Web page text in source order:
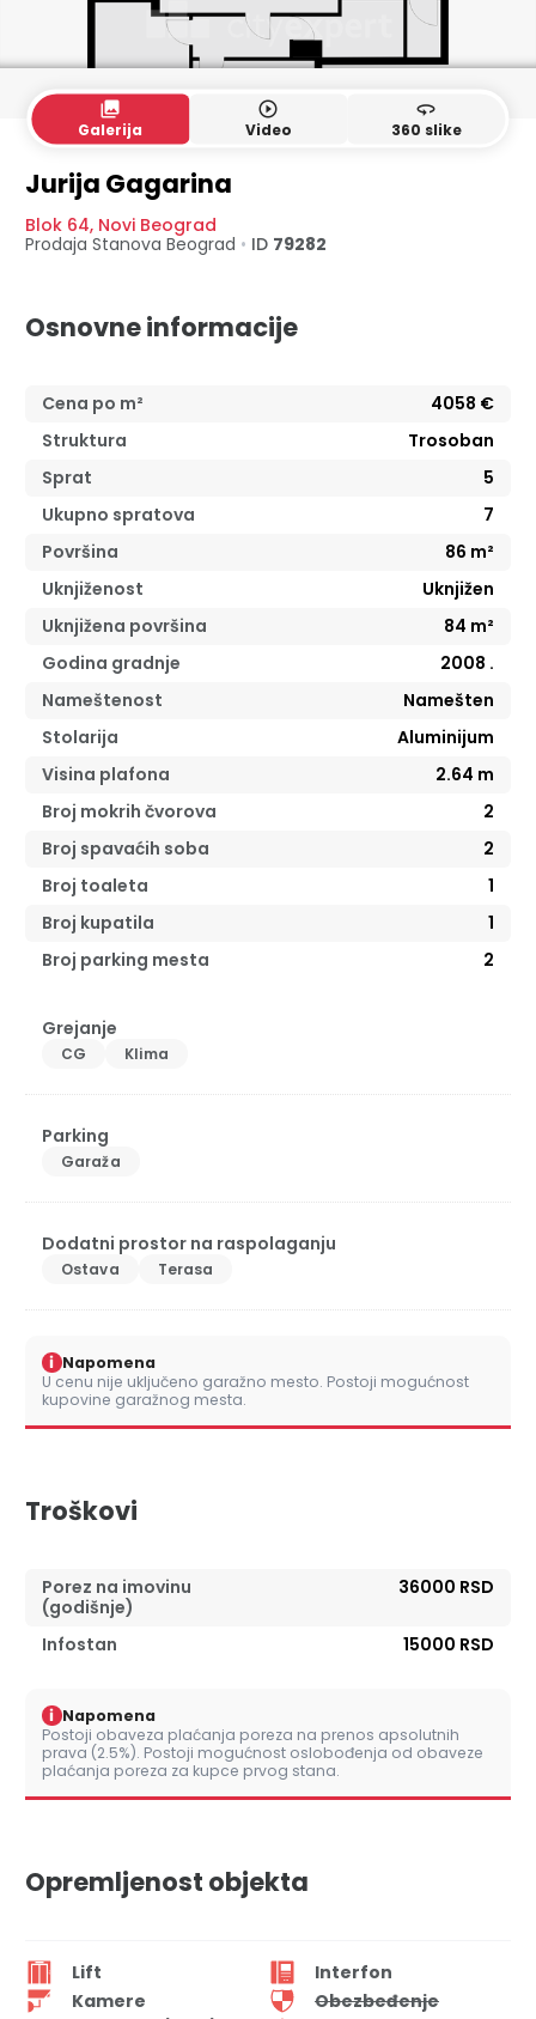
collections
Galerija
play_circle_outline
Video
360
360 slike
Jurija Gagarina
Blok 64, Novi Beograd
Prodaja Stanova Beograd • ID 79282
Osnovne informacije
Cena po m² 4058 €
Struktura
Trosoban
Sprat
5
Ukupno spratova
7
Površina
86 m²
Uknjiženost
Uknjižen
Uknjižena površina
84 m²
Godina gradnje
2008 .
Nameštenost
Namešten
Stolarija
Aluminijum
Visina plafona
2.64 m
Broj mokrih čvorova
2
Broj spavaćih soba
2
Broj toaleta
1
Broj kupatila
1
Broj parking mesta
2
Grejanje
CG Klima
Parking
Garaža
Dodatni prostor na raspolaganju
Ostava Terasa
i Napomena
U cenu nije uključeno garažno mesto. Postoji mogućnost
kupovine garažnog mesta.
Troškovi
Porez na imovinu
(godišnje)
36000 RSD
Infostan 15000 RSD
i Napomena
Postoji obaveza plaćanja poreza na prenos apsolutnih
prava (2.5%). Postoji mogućnost oslobođenja od obaveze
plaćanja poreza za kupce prvog stana.
Opremljenost objekta
Lift
Interfon
Kamere
Obezbeđenje